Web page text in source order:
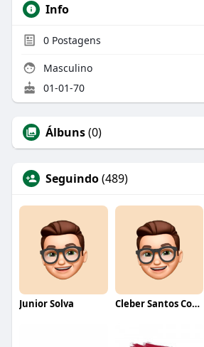
Info
0Postagens
Masculino
01-01-70
Álbuns(0)
Seguindo(489)
Junior Solva Cleber Santos Costa